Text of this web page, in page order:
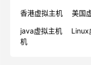
香港虚拟主机 美国
java虚拟主机 Linux
机